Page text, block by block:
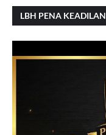
LBH PENA KEADILAN